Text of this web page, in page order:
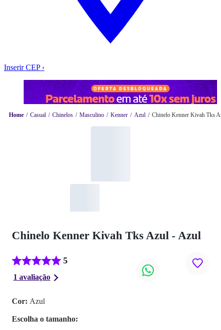
Inserir CEP ›
Home Casual Chinelos Masculino Kenner Azul Chinelo Kenner Kivah Tks
Chinelo Kenner Kivah Tks Azul - Azul
5
1 avaliação
Cor: Azul
Escolha o tamanho